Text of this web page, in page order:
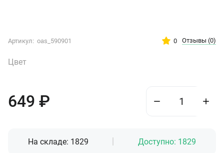
Артикул: oas_590901 0 Отзывы (0)
Цвет
649 ₽
На складе: 1829 Доступно: 1829